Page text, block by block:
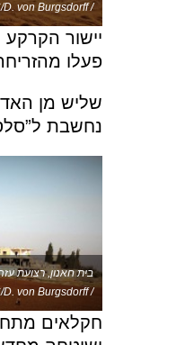
/ CC BY-NC-ND/ICRC/D. von Burgsdorff
פעלו
שליש מן
נחשבת
בית חאנון, רצועת עזה,
/ CC BY-NC-ND/ICRC/D. von Burgsdorff
חקלאים